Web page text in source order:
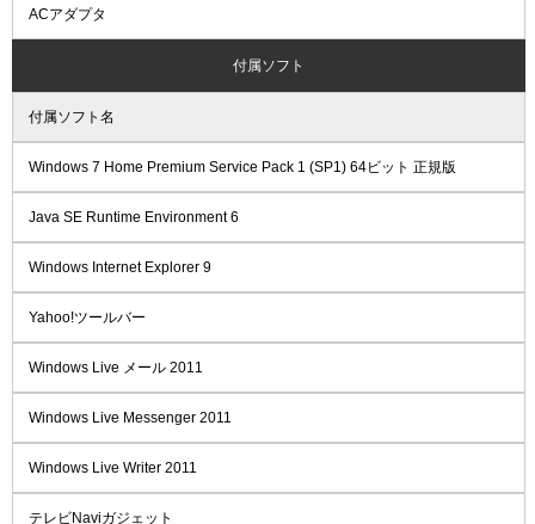
ACアダプタ
付属ソフト
付属ソフト名
Windows 7 Home Premium Service Pack 1 (SP1) 64ビット 正規版
Java SE Runtime Environment 6
Windows Internet Explorer 9
Yahoo!ツールバー
Windows Live メール 2011
Windows Live Messenger 2011
Windows Live Writer 2011
テレビNaviガジェット